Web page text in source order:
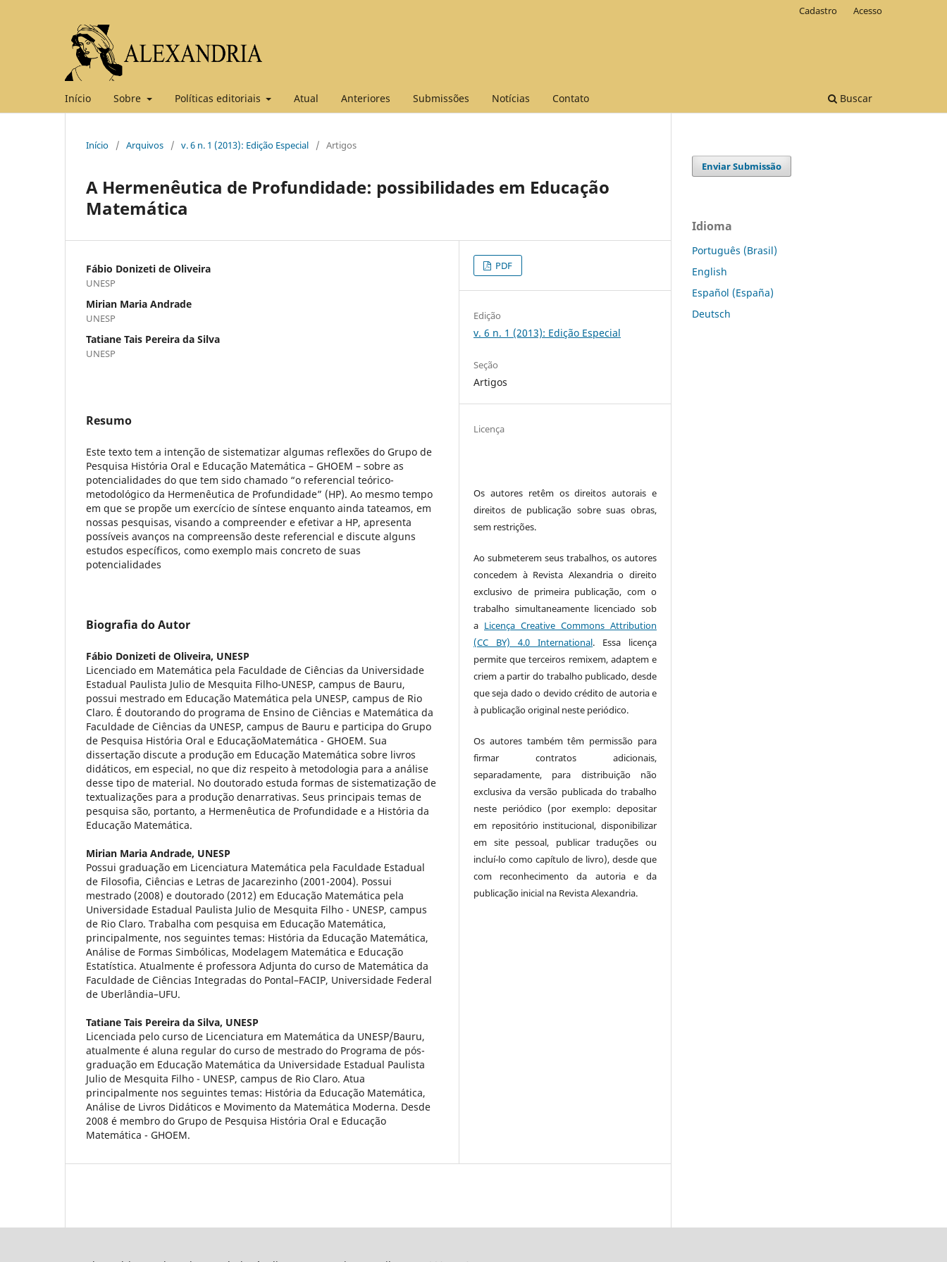
Início Sobre Políticas editoriais Atual Anteriores Submissões Notícias Contato Buscar
Cadastro Acesso
Início / Arquivos / v. 6 n. 1 (2013): Edição Especial / Artigos
A Hermenêutica de Profundidade: possibilidades em Educação
Matemática
Fábio Donizeti de Oliveira
UNESP
Mirian Maria Andrade
UNESP
Tatiane Tais Pereira da Silva
UNESP
Resumo
Este texto tem a intenção de sistematizar algumas reflexões do Grupo de
Pesquisa História Oral e Educação Matemática – GHOEM – sobre as
potencialidades do que tem sido chamado “o referencial teórico-
metodológico da Hermenêutica de Profundidade” (HP). Ao mesmo tempo
em que se propõe um exercício de síntese enquanto ainda tateamos, em
nossas pesquisas, visando a compreender e efetivar a HP, apresenta
possíveis avanços na compreensão deste referencial e discute alguns
estudos específicos, como exemplo mais concreto de suas
potencialidades
Biografia do Autor
Fábio Donizeti de Oliveira, UNESP
Licenciado em Matemática pela Faculdade de Ciências da Universidade
Estadual Paulista Julio de Mesquita Filho-UNESP, campus de Bauru,
possui mestrado em Educação Matemática pela UNESP, campus de Rio
Claro. É doutorando do programa de Ensino de Ciências e Matemática da
Faculdade de Ciências da UNESP, campus de Bauru e participa do Grupo
de Pesquisa História Oral e EducaçãoMatemática - GHOEM. Sua
dissertação discute a produção em Educação Matemática sobre livros
didáticos, em especial, no que diz respeito à metodologia para a análise
desse tipo de material. No doutorado estuda formas de sistematização de
textualizações para a produção denarrativas. Seus principais temas de
pesquisa são, portanto, a Hermenêutica de Profundidade e a História da
Educação Matemática.
Mirian Maria Andrade, UNESP
Possui graduação em Licenciatura Matemática pela Faculdade Estadual
de Filosofia, Ciências e Letras de Jacarezinho (2001-2004). Possui
mestrado (2008) e doutorado (2012) em Educação Matemática pela
Universidade Estadual Paulista Julio de Mesquita Filho - UNESP, campus
de Rio Claro. Trabalha com pesquisa em Educação Matemática,
principalmente, nos seguintes temas: História da Educação Matemática,
Análise de Formas Simbólicas, Modelagem Matemática e Educação
Estatística. Atualmente é professora Adjunta do curso de Matemática da
Faculdade de Ciências Integradas do Pontal–FACIP, Universidade Federal
de Uberlândia–UFU.
Tatiane Tais Pereira da Silva, UNESP
Licenciada pelo curso de Licenciatura em Matemática da UNESP/Bauru,
atualmente é aluna regular do curso de mestrado do Programa de pós-
graduação em Educação Matemática da Universidade Estadual Paulista
Julio de Mesquita Filho - UNESP, campus de Rio Claro. Atua
principalmente nos seguintes temas: História da Educação Matemática,
Análise de Livros Didáticos e Movimento da Matemática Moderna. Desde
2008 é membro do Grupo de Pesquisa História Oral e Educação
Matemática - GHOEM.
PDF
Edição
v. 6 n. 1 (2013): Edição Especial
Seção
Artigos
Licença
Os autores retêm os direitos autorais e
direitos de publicação sobre suas obras,
sem restrições.
Ao submeterem seus trabalhos, os autores
concedem à Revista Alexandria o direito
exclusivo de primeira publicação, com o
trabalho simultaneamente licenciado sob
a Licença Creative Commons Attribution
(CC BY) 4.0 International. Essa licença
permite que terceiros remixem, adaptem e
criem a partir do trabalho publicado, desde
que seja dado o devido crédito de autoria e
à publicação original neste periódico.
Os autores também têm permissão para
firmar contratos adicionais,
separadamente, para distribuição não
exclusiva da versão publicada do trabalho
neste periódico (por exemplo: depositar
em repositório institucional, disponibilizar
em site pessoal, publicar traduções ou
incluí-lo como capítulo de livro), desde que
com reconhecimento da autoria e da
publicação inicial na Revista Alexandria.
Enviar Submissão
Idioma
Português (Brasil)
English
Español (España)
Deutsch